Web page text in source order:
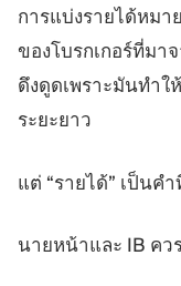
การแบ่งรายได้หมา
ของโบรกเกอร์ที่มา
ดึงดูดเพราะมันทำ
ระยะยาว
แต่ “รายได้” เป็นค
นายหน้าและ IB คว